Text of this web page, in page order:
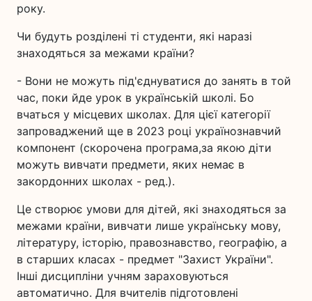
року.
Чи будуть розділені ті студенти, які наразі
знаходяться за межами країни?
- Вони не можуть під'єднуватися до занять в той
час, поки йде урок в українській школі. Бо
вчаться у місцевих школах. Для цієї категорії
запроваджений ще в 2023 році українознавчий
компонент (скорочена програма,за якою діти
можуть вивчати предмети, яких немає в
закордонних школах - ред.).
Це створює умови для дітей, які знаходяться за
межами країни, вивчати лише українську мову,
літературу, історію, правознавство, географію, а
в старших класах - предмет "Захист України".
Інші дисципліни учням зараховуються
автоматично. Для вчителів підготовлені